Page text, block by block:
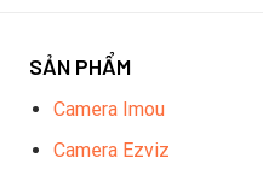
SẢN PHẨM
Camera Imou
Camera Ezviz